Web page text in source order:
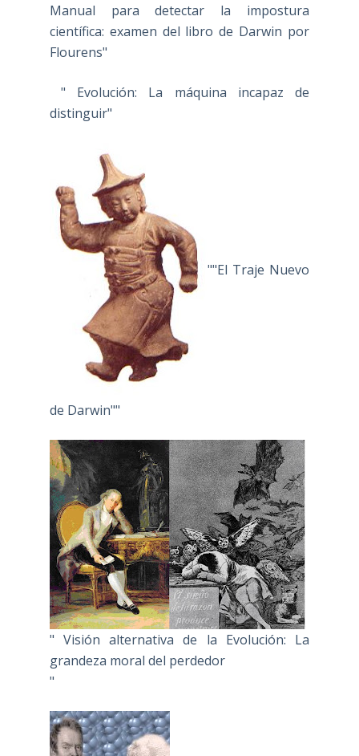
Manual para detectar la impostura
científica: examen del libro de Darwin por
Flourens"
" Evolución: La máquina incapaz de
distinguir"
""El Traje Nuevo
de Darwin""
" Visión alternativa de la Evolución: La
grandeza moral del perdedor
"